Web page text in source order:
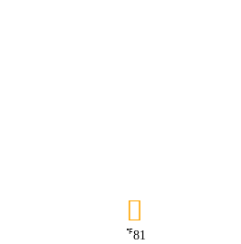
81
℉